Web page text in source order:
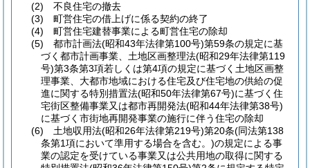
(2)
不良住宅の撤去
(3)
町営住宅の借上げに係る契約の終了
(4)
町営住宅建替事業による町営住宅の除却
(5)
都市計画法(昭和43年法律第100号)第59条の規定に基
づく都市計画事業、土地区画整理法(昭和29年法律第119
号)第3条第3項若しくは第4項の規定に基づく土地区画整
理事業、大都市地域における住宅及び住宅地の供給の促
進に関する特別措置法(昭和50年法律第67号)に基づく住
宅街区整備事業又は都市再開発法(昭和44年法律第38号)
に基づく市街地再開発事業の施行に伴う住宅の除却
(6)
土地収用法(昭和26年法律第219号)第20条(同法第138
条第1項において準用する場合を含む。)の規定による事
業の認定を受けている事業又は公共用地の取得に関する